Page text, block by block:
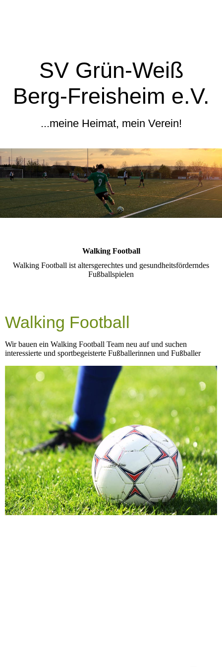
SV Grün-Weiß
Berg-Freisheim e.V.
...meine Heimat, mein Verein!
Walking Football
Walking Football ist altersgerechtes und gesundheitsförderndes
Fußballspielen
Walking Football
Wir bauen ein Walking Football Team neu auf und suchen
interessierte und sportbegeisterte Fußballerinnen und Fußballer